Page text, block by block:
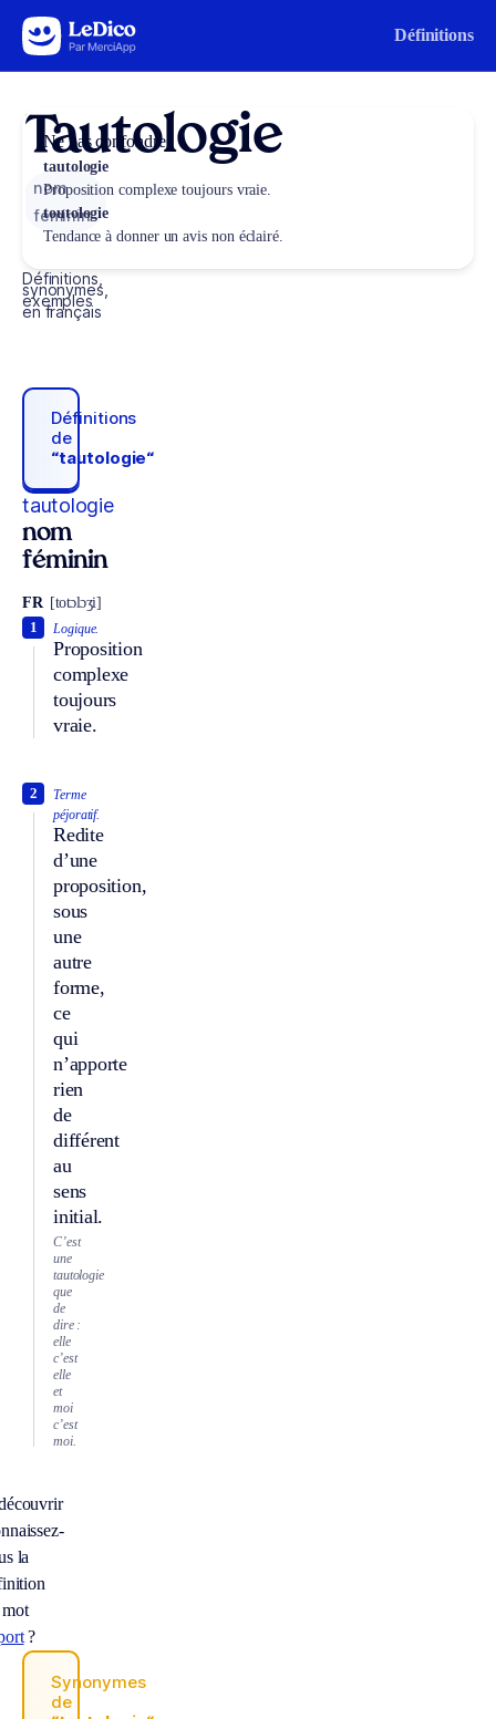
Aller au contenu Définitions
Tautologie
nom
féminin
Définitions,
synonymes,
exemples
en français
Définitions
de
“tautologie“
tautologie
nom
féminin
FR [totɔlɔʒi]
Logique.
Proposition
complexe
toujours
vraie.
1
Terme
péjoratif.
Redite
d’une
proposition,
sous
une
autre
forme,
ce
qui
n’apporte
rien
de
différent
au
sens
initial.
2
C’est
une
tautologie
que
de
dire :
elle
c’est
elle
et
moi
c’est
moi.
la
?
Synonymes
de
Ne pas confondre
tautologie
Proposition complexe toujours vraie.
toutologie
Tendance à donner un avis non éclairé.